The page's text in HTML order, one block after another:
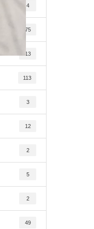
4
75
13
113
3
12
2
5
2
49